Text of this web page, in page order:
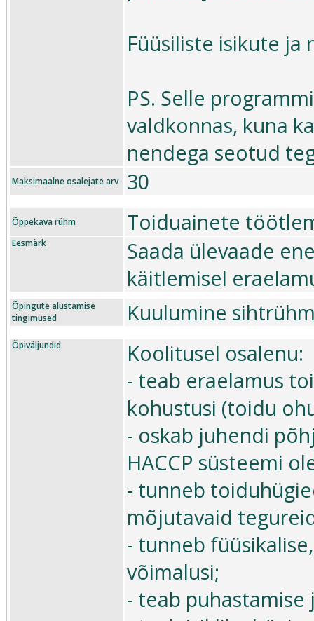
Füüsiliste isikute
PS. Selle
valdkonnas, kuna
nendega seotud
Maksimaalne osalejate arv 30
Õppekava rühm Toiduainete
Eesmärk
Saada ülevaade
käitlemisel
Õpingute alustamise
tingimused
Kuulumine
Õpiväljundid
Koolitusel osalenu:
- teab eraelamus
kohustusi (toidu
- oskab juhendi
HACCP süsteemi
- tunneb
mõjutavaid
- tunneb
võimalusi;
- teab